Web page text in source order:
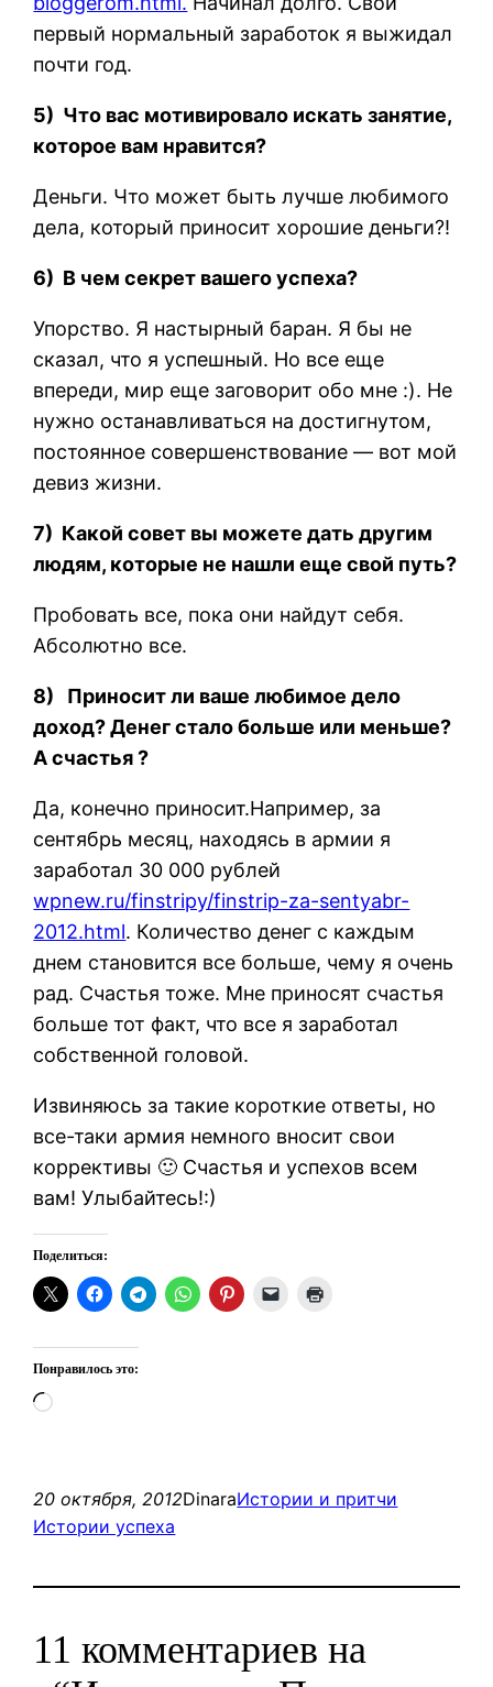
первый нормальный заработок я выжидал
почти год.
5) Что вас мотивировало искать занятие,
которое вам нравится?
Деньги. Что может быть лучше любимого
дела, который приносит хорошие деньги?!
6) В чем секрет вашего успеха?
Упорство. Я настырный баран. Я бы не
сказал, что я успешный. Но все еще
впереди, мир еще заговорит обо мне :). Не
нужно останавливаться на достигнутом,
постоянное совершенствование — вот мой
девиз жизни.
7) Какой совет вы можете дать другим
людям, которые не нашли еще свой путь?
Пробовать все, пока они найдут себя.
Абсолютно все.
8) Приносит ли ваше любимое дело
доход? Денег стало больше или меньше?
А счастья ?
Да, конечно приносит.Например, за
сентябрь месяц, находясь в армии я
заработал 30 000 рублей
wpnew.ru/finstripy/finstrip-za-sentyabr-
2012.html. Количество денег с каждым
днем становится все больше, чему я очень
рад. Счастья тоже. Мне приносят счастья
больше тот факт, что все я заработал
собственной головой.
Извиняюсь за такие короткие ответы, но
все-таки армия немного вносит свои
коррективы 🙂 Счастья и успехов всем
вам! Улыбайтесь!:)
Поделиться:
Понравилось это:
Загрузка…
20 октября, 2012DinaraИстории и притчи
Истории успеха
11 комментариев на